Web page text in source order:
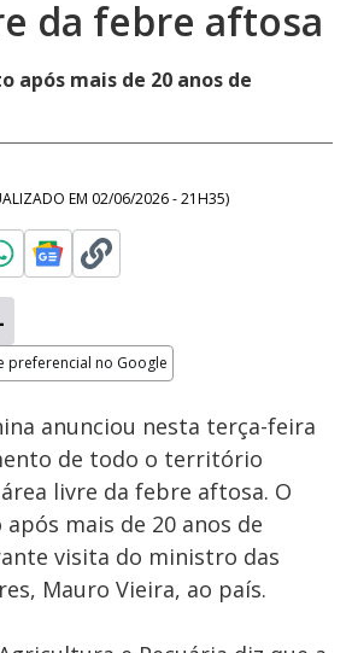
da febre aftosa
após mais de 20 anos de
EM 02/06/2026 - 21H35)
preferencial no Google
92.64%
anunciou nesta terça-feira
de todo o território
livre da febre aftosa. O
mais de 20 anos de
visita do ministro das
Mauro Vieira, ao país.